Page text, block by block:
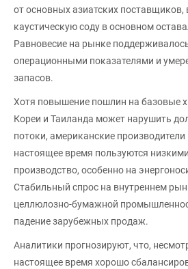
от основных азиатских поставщиков,
каустическую соду в основном
Равновесие на рынке
операционными показателями и
запасов.
Хотя повышение пошлин на базовые
Кореи и Таиланда может нарушить
потоки, американские
настоящее время пользуются
производство, особенно на
Стабильный спрос на внутреннем
целлюлозно-бумажной
падение зарубежных продаж.
Аналитики прогнозируют, что,
настоящее время хорошо